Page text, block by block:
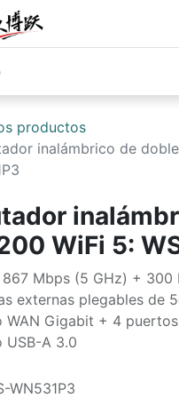
productos
inalámbrico de
WiFi 5:
Mbps (5 GHz) + 300
externas plegables de
WAN Gigabit + 4
USB-A 3.0
WN531P3